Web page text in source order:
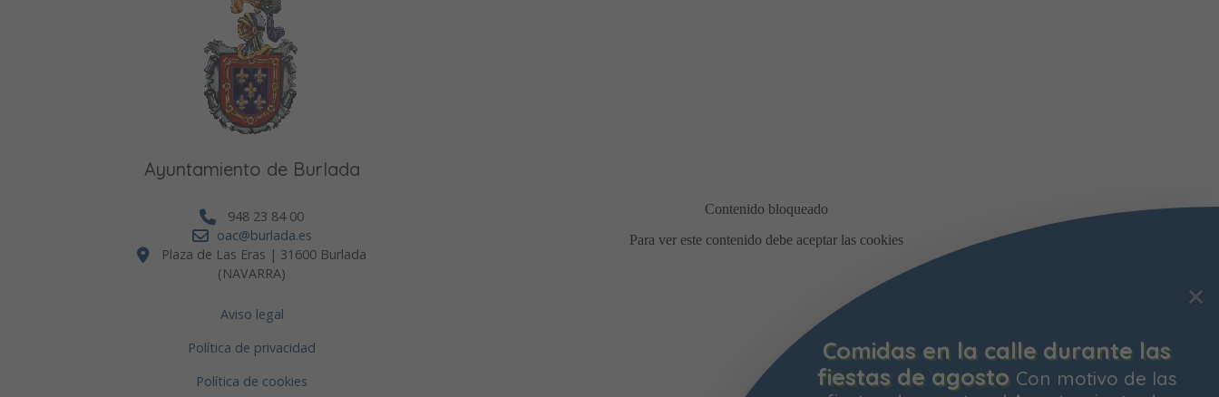
Comidas en la calle durante las
fiestas de agosto Con motivo de las
Ayuntamiento de Burlada
948 23 84 00
oac@burlada.es
Plaza de Las Eras | 31600 Burlada
(NAVARRA)
Aviso legal
Política de privacidad
Política de cookies